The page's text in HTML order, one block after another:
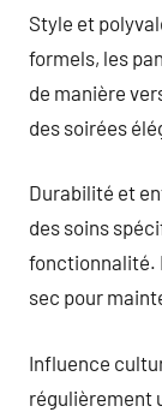
Style et
formels, les
de manière
des soirées
Durabilité et
des soins
fonctionnalité.
sec pour
Influence
régulièrement